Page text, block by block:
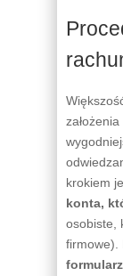
krokiem
konta,
osobiste,
firmowe).